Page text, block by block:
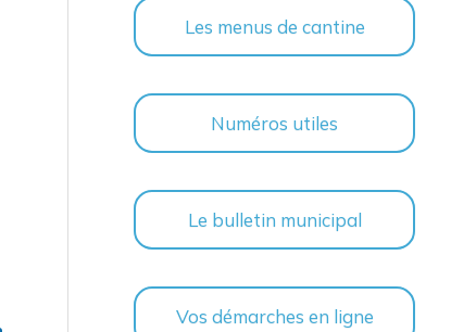
Les menus de cantine
Numéros utiles
Le bulletin municipal
Vos démarches en ligne